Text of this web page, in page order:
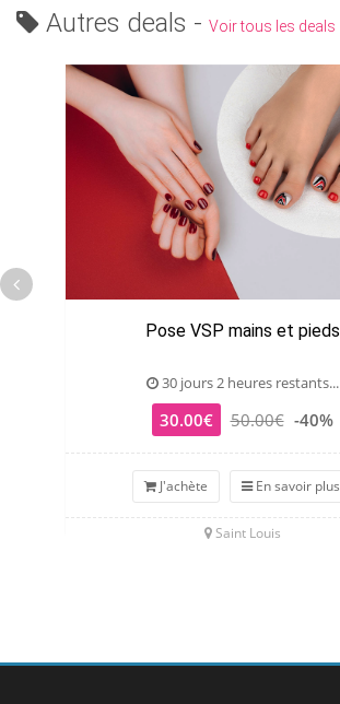
Autres deals - Voir tous les deals
Pose VSP mains et pieds
30 jours 2 heures restants...
30.00€ 50.00€ -40%
J'achète En savoir plus
Saint Louis